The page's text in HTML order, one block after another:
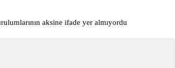
aksine ifade yer almıyordu